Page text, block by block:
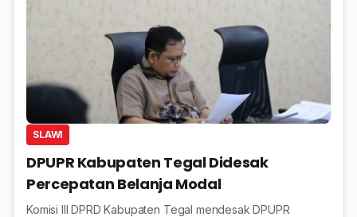
SLAWI
DPUPR Kabupaten Tegal Didesak
Percepatan Belanja Modal
Komisi III DPRD Kabupaten Tegal mendesak DPUPR